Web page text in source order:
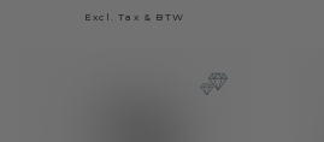
Excl. Tax & BTW